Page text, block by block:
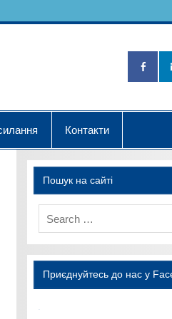
Контакти
Пошук на сайті
Приєднуйтесь до нас у